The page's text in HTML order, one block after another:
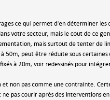
ce qui permet d'en déterminer
votre secteur, mais le cout de ce
mais surtout de tenter de
peut être réduite sous certaines
à 20m, voir redessinés pour
non pas comme une contrainte.
pas courir après des interventions